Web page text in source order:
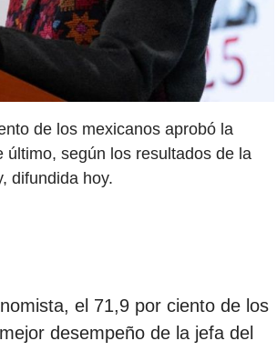
de los mexicanos aprobó la
según los resultados de la
difundida hoy.
el 71,9 por ciento de los
desempeño de la jefa del